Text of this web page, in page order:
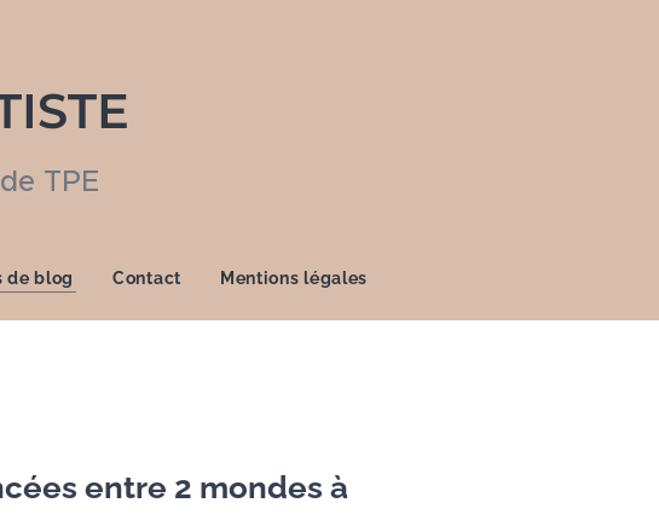
TPE
de blog Contact Mentions légales
entre 2 mondes à